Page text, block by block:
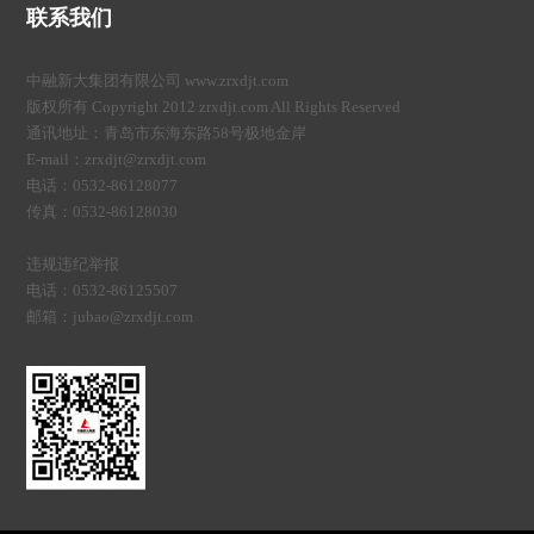
联系我们
中融新大集团有限公司 www.zrxdjt.com
版权所有 Copyright 2012 zrxdjt.com All Rights Reserved
通讯地址：青岛市东海东路58号极地金岸
E-mail：zrxdjt@zrxdjt.com
电话：0532-86128077
传真：0532-86128030
违规违纪举报
电话：0532-86125507
邮箱：jubao@zrxdjt.com